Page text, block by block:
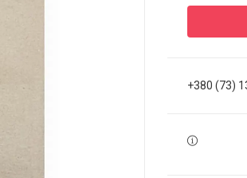
+380 (73)